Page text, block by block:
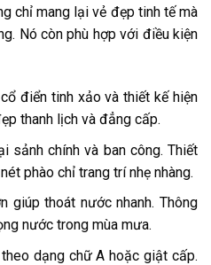
chỉ mang lại vẻ đẹp tinh tế mà
Nó còn phù hợp với điều kiện
điển tinh xảo và thiết kế hiện
thanh lịch và đẳng cấp.
sảnh chính và ban công. Thiết
phào chỉ trang trí nhẹ nhàng.
giúp thoát nước nhanh. Thông
nước trong mùa mưa.
dạng chữ A hoặc giật cấp.